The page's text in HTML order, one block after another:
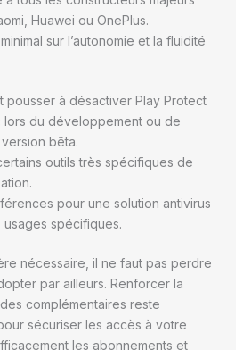
Huawei ou OnePlus.
sur l’autonomie et la fluidité
pousser à désactiver Play Protect
lors du développement ou de
version bêta.
outils très spécifiques de
pour une solution antivirus
spécifiques.
nécessaire, il ne faut pas perdre
par ailleurs. Renforcer la
complémentaires reste
sécuriser les accès à votre
les abonnements et